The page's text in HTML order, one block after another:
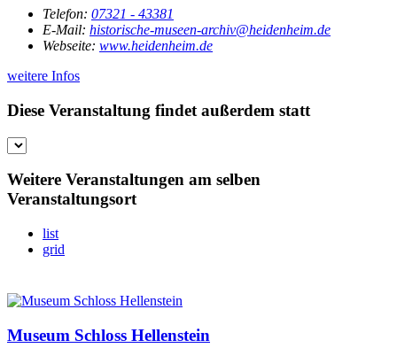
Telefon: 07321 - 43381
E-Mail: historische-museen-archiv@heidenheim.de
Webseite: www.heidenheim.de
weitere Infos
Diese Veranstaltung findet außerdem statt
Weitere Veranstaltungen am selben
Veranstaltungsort
list
grid
Museum Schloss Hellenstein